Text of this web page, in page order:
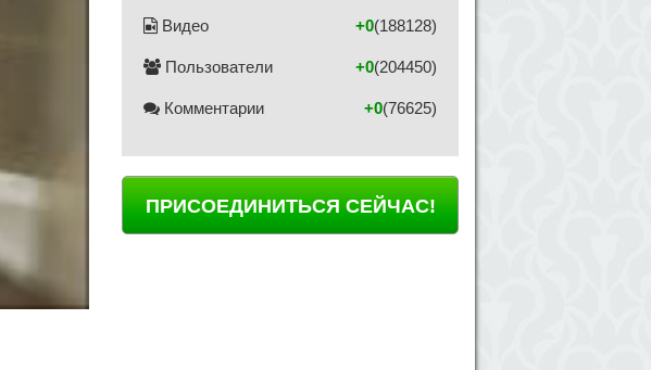
Видео (188128)
+0
Пользователи (204450)
+0
Комментарии (76625)
+0
ПРИСОЕДИНИТЬСЯ СЕЙЧАС!